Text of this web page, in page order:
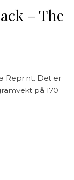
– The
Reprint. Det er
på 170